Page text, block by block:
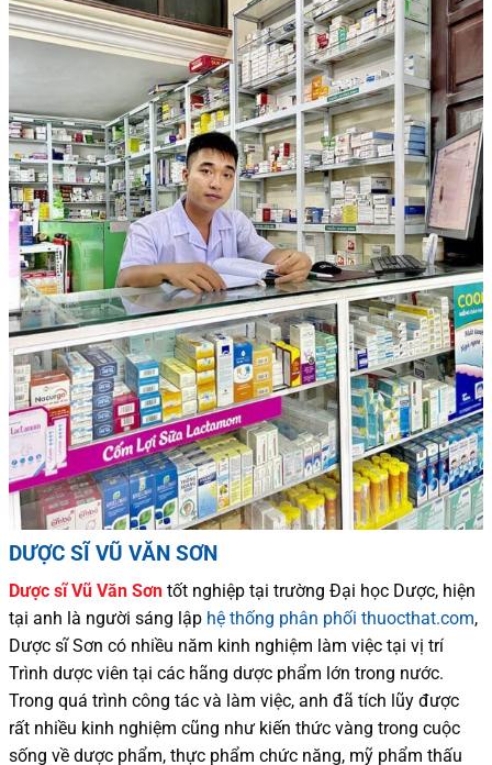
DƯỢC SĨ VŨ VĂN SƠN
Dược sĩVũ Văn Sơn tốt nghiệp tại trường Đại học Dược, hiện
tại anh là người sáng lập hệ thống phân phối thuocthat.com,
Dược sĩSơn có nhiều năm kinh nghiệm làm việc tại vị trí
Trình dược viên tại các hãng dược phẩm lớn trong nước.
Trong quá trình công tác và làm việc, anh đã tích lũy được
rất nhiều kinh nghiệm cũng như kiến thức vàng trong cuộc
sống về dược phẩm, thực phẩm chức năng, mỹ phẩm thấu